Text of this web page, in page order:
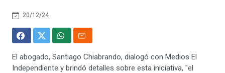
20/12/24
El abogado, Santiago Chiabrando, dialogó con Medios El
Independiente y brindó detalles sobre esta iniciativa, "el